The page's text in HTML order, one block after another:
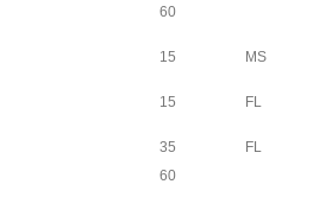
60
15 MS
15 FL
35
60
FL